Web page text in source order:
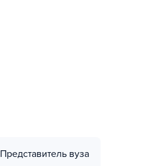
Представитель вуза